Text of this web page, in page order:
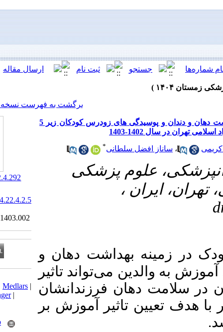
برگشت به فهرست نسخه ها
تاثیر آموزش بر آگاهی و نگرش والدین در زمینه بهداشت دهان و دندان و پوسیدگی های زودرس کودکان زیر 5
سلطانی *
پزشکی
،
بهداشت دهان و
می‌تواند تاثیر
فرزندانشان
تاثیر آموزش بر
‎ 10.66224/jrds.22.4.292
20.1001.1.20084676.1404.22.4.2.5
IR.IAU.DENTAL.REC.1403.002
Download citation:
BibTeX | RIS| EndNote | Medlars
ProCite
Reference Manager|
Send citation to: